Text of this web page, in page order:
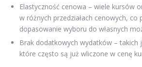
Elastyczność cenowa – wiele kursów
w różnych przedziałach cenowych, co
dopasowanie wyboru do własnych
Brak dodatkowych wydatków – takich
które często są już wliczone w cenę